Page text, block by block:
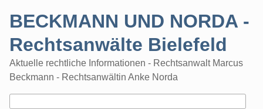
BECKMANN UND NORDA -
Rechtsanwälte Bielefeld
Aktuelle rechtliche Informationen - Rechtsanwalt Marcus
Beckmann - Rechtsanwältin Anke Norda